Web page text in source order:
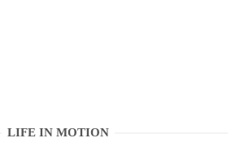
LIFE IN MOTION